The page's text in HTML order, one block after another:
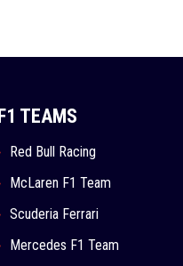
F1 TEAMS
Red Bull Racing
McLaren F1 Team
Scuderia Ferrari
Mercedes F1 Team